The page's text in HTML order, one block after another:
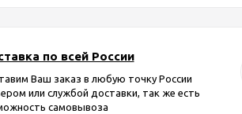
по всей России
Ваш заказ в любую точку России
или службой доставки, так же есть
самовывоза